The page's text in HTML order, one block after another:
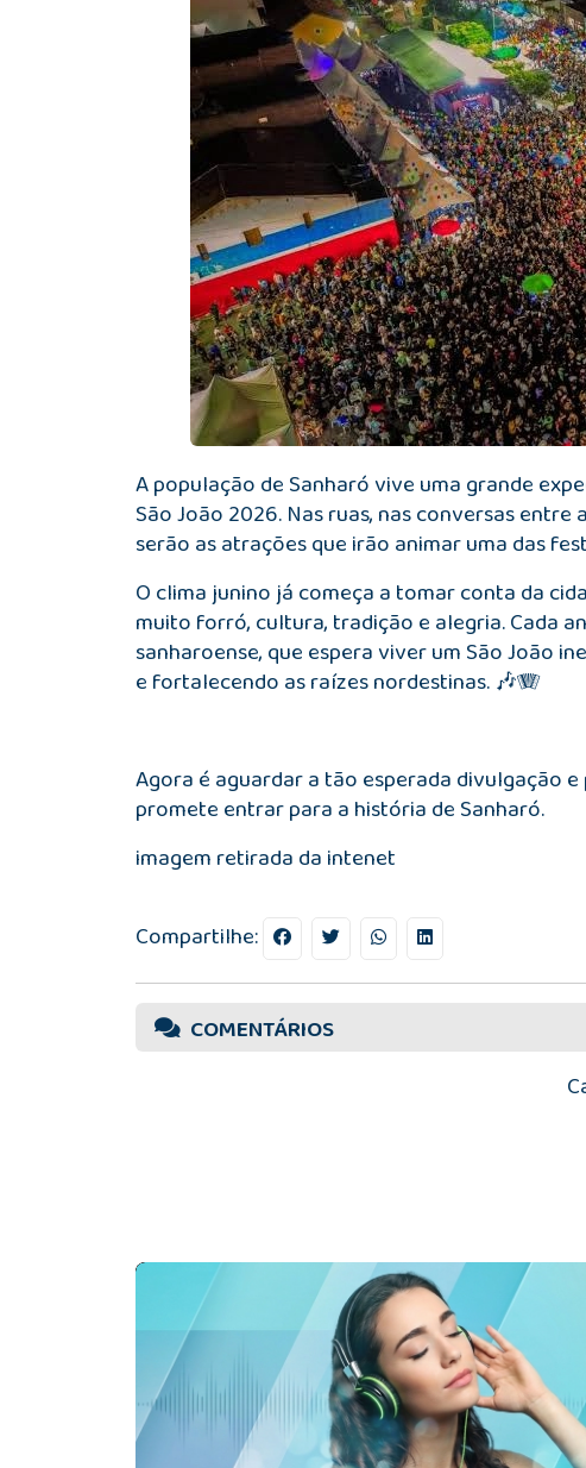
A população deSanharóvive uma grande
São João 2026. Nas ruas, nas conversas entre
serão as atrações que irão animar uma das
O clima junino já começa a tomar conta da
muito forró, cultura, tradição e alegria. Cada
sanharoense, que espera viver um São João
e fortalecendo as raízes nordestinas. 🎶🪗
Agora é aguardar a tão esperada divulgação
promete entrar para a história de Sanharó.
imagem retirada da intenet
Compartilhe:
COMENTÁRIOS